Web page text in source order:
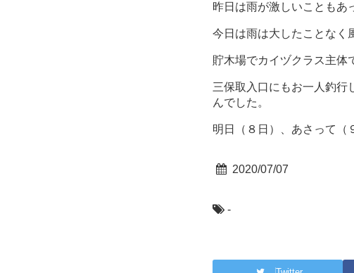
昨日は雨が激しいこともあ
今日は雨は大したことなく
貯木場でカイヅクラス主体
三保取入口にもお一人釣行
んでした。
明日（８日）、あさって（
2020/07/07
-